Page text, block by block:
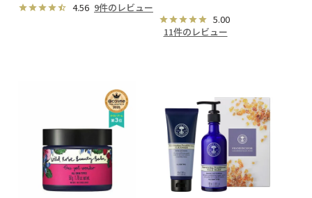
4.56 9件のレビュー
5.00
11件のレビュー